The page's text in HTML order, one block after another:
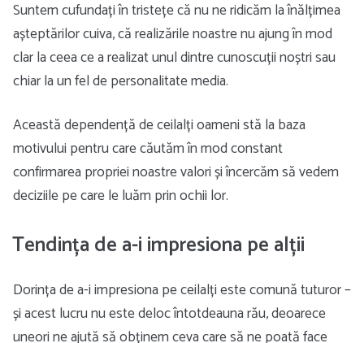
Suntem cufundați în tristețe că nu ne ridicăm la înălțimea
așteptărilor cuiva, că realizările noastre nu ajung în mod
clar la ceea ce a realizat unul dintre cunoscuții noștri sau
chiar la un fel de personalitate media.
Această dependență de ceilalți oameni stă la baza
motivului pentru care căutăm în mod constant
confirmarea propriei noastre valori și încercăm să vedem
deciziile pe care le luăm prin ochii lor.
Tendința de a-i impresiona pe alții
Dorința de a-i impresiona pe ceilalți este comună tuturor –
și acest lucru nu este deloc întotdeauna rău, deoarece
uneori ne ajută să obținem ceva care să ne poată face